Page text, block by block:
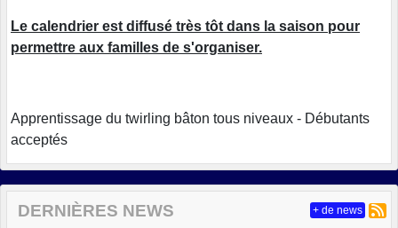
Le calendrier est diffusé très tôt dans la saison pour
permettre aux familles de s'organiser.
Apprentissage du twirling bâton tous niveaux - Débutants
acceptés
DERNIÈRES NEWS + de news